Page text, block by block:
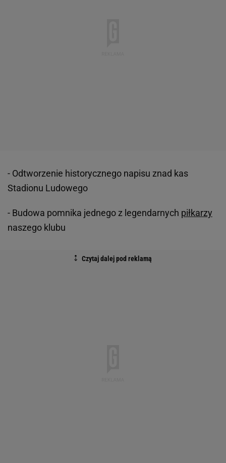
- Odtworzenie historycznego napisu znad kas
Stadionu Ludowego
- Budowa pomnika jednego z legendarnych piłkarzy
naszego klubu